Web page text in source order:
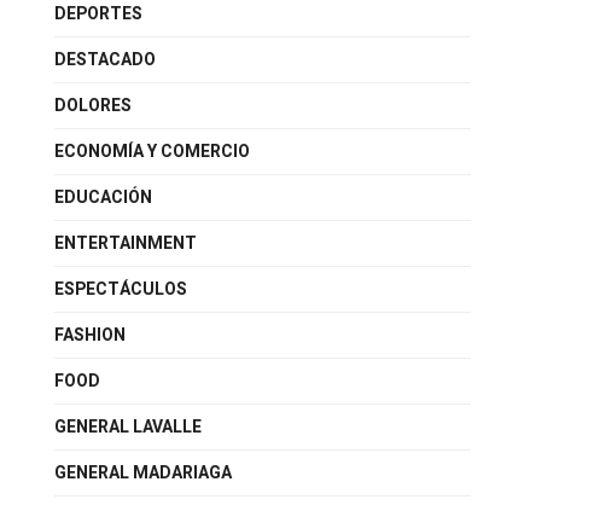
DEPORTES
DESTACADO
DOLORES
ECONOMÍA Y COMERCIO
EDUCACIÓN
ENTERTAINMENT
ESPECTÁCULOS
FASHION
FOOD
GENERAL LAVALLE
GENERAL MADARIAGA